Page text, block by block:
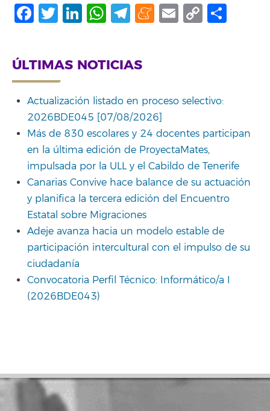
Facebook
Twitter
LinkedIn
WhatsApp
Telegram
Meneame
Email
Copy
ÚLTIMAS NOTICIAS
Actualización listado en proceso selectivo:
2026BDE045 [07/08/2026]
Más de 830 escolares y 24 docentes participan
en la última edición de ProyectaMates,
impulsada por la ULL y el Cabildo de Tenerife
Canarias Convive hace balance de su actuación
y planifica la tercera edición del Encuentro
Estatal sobre Migraciones
Adeje avanza hacia un modelo estable de
participación intercultural con el impulso de su
ciudadanía
Convocatoria Perfil Técnico: Informático/a I
(2026BDE043)